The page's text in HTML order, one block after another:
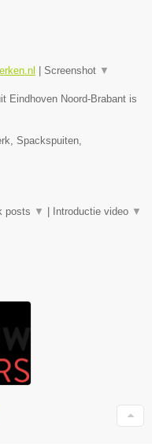
| Screenshot ▼
Eindhoven Noord-Brabant is
Spackspuiten,
posts ▼ | Introductie video ▼